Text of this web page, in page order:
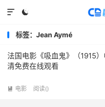


标签：Jean Aymé
法国电影《吸血鬼》（1915
清免费在线观看
 电影 阅读()